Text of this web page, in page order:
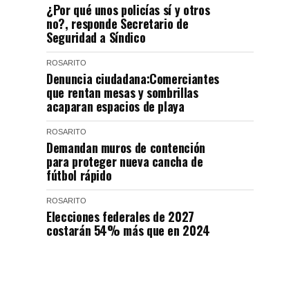
¿Por qué unos policías sí y otros
no?, responde Secretario de
Seguridad a Síndico
ROSARITO
Denuncia ciudadana:Comerciantes
que rentan mesas y sombrillas
acaparan espacios de playa
ROSARITO
Demandan muros de contención
para proteger nueva cancha de
fútbol rápido
ROSARITO
Elecciones federales de 2027
costarán 54% más que en 2024